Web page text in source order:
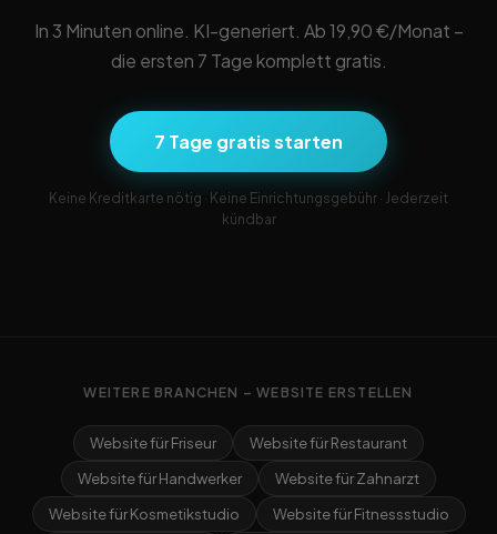
In 3 Minuten online. KI-generiert. Ab 19,90 €/Monat –
die ersten 7 Tage komplett gratis.
7 Tage gratis starten
Keine Kreditkarte nötig · Keine Einrichtungsgebühr · Jederzeit
kündbar
WEITERE BRANCHEN – WEBSITE ERSTELLEN
Website für Friseur
Website für Restaurant
Website für Handwerker
Website für Zahnarzt
Website für Kosmetikstudio
Website für Fitnessstudio